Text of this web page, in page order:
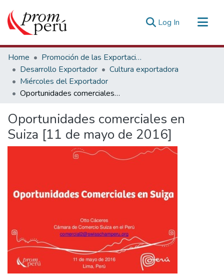
Log In (current)
Communities & Collections
All of DSpace
Statistics
Estadísticas Externas
Home
Promoción de las Exportaciones
Desarrollo Exportador
Cultura exportadora
Miércoles del Exportador
Oportunidades comerciales en Suiza [11 de mayo de 2016]
Oportunidades comerciales en
Suiza [11 de mayo de 2016]